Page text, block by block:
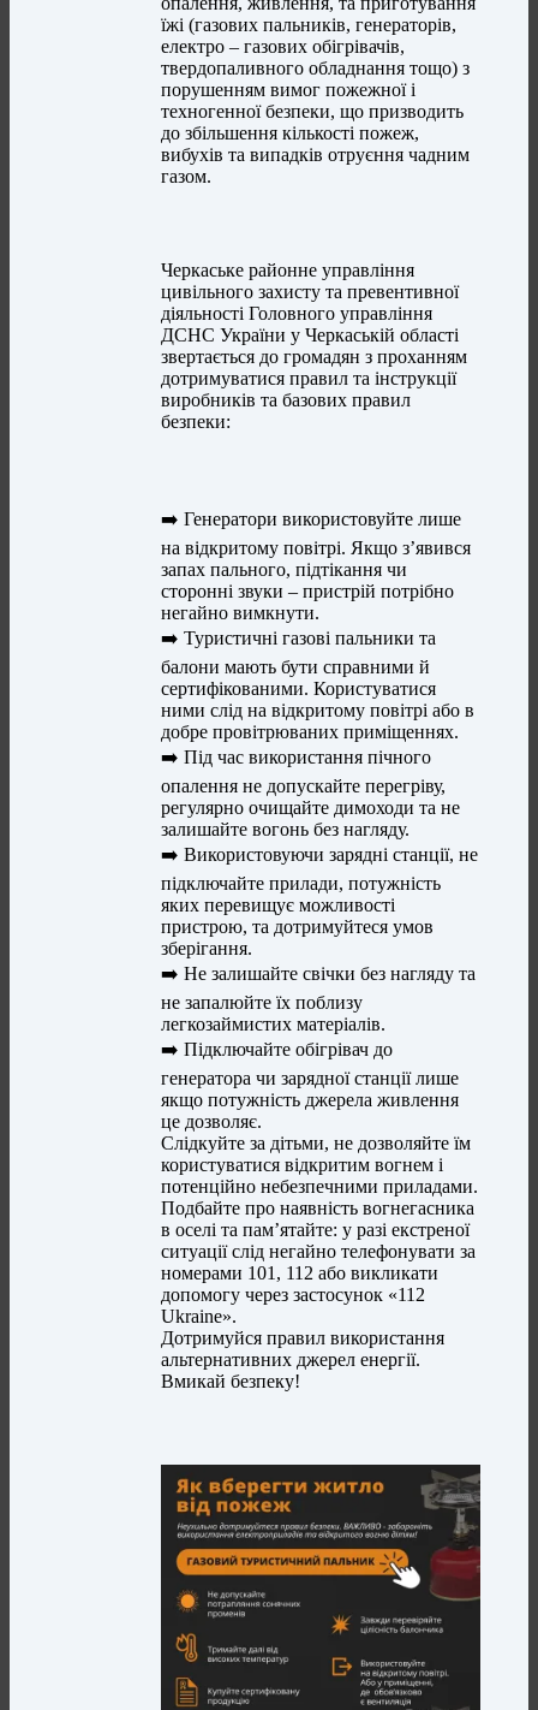
їжі (газових пальників, генераторів,
електро – газових обігрівачів,
твердопаливного обладнання тощо) з
порушенням вимог пожежної і
техногенної безпеки, що призводить
до збільшення кількості пожеж,
вибухів та випадків отруєння чадним
газом.
Черкаське районне управління
цивільного захисту та превентивної
діяльності Головного управління
ДСНС України у Черкаській області
звертається до громадян з проханням
дотримуватися правил та інструкції
виробників та базових правил
безпеки:
➡️ Генератори використовуйте лише
на відкритому повітрі. Якщо з’явився
запах пального, підтікання чи
сторонні звуки – пристрій потрібно
негайно вимкнути.
➡️ Туристичні газові пальники та
балони мають бути справними й
сертифікованими. Користуватися
ними слід на відкритому повітрі або в
добре провітрюваних приміщеннях.
➡️ Під час використання пічного
опалення не допускайте перегріву,
регулярно очищайте димоходи та не
залишайте вогонь без нагляду.
➡️ Використовуючи зарядні станції, не
підключайте прилади, потужність
яких перевищує можливості
пристрою, та дотримуйтеся умов
зберігання.
➡️ Не залишайте свічки без нагляду та
не запалюйте їх поблизу
легкозаймистих матеріалів.
➡️ Підключайте обігрівач до
генератора чи зарядної станції лише
якщо потужність джерела живлення
це дозволяє.
Слідкуйте за дітьми, не дозволяйте їм
користуватися відкритим вогнем і
потенційно небезпечними приладами.
Подбайте про наявність вогнегасника
в оселі та пам’ятайте: у разі екстреної
ситуації слід негайно телефонувати за
номерами 101, 112 або викликати
допомогу через застосунок «112
Ukraine».
Дотримуйся правил використання
альтернативних джерел енергії.
Вмикай безпеку!